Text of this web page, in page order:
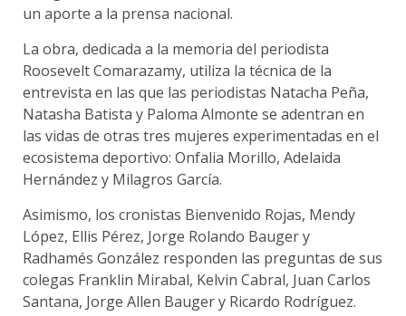
un aporte a la prensa nacional.
La obra, dedicada a la memoria del periodista
Roosevelt Comarazamy, utiliza la técnica de la
entrevista en las que las periodistas Natacha Peña,
Natasha Batista y Paloma Almonte se adentran en
las vidas de otras tres mujeres experimentadas en el
ecosistema deportivo: Onfalia Morillo, Adelaida
Hernández y Milagros García.
Asimismo, los cronistas Bienvenido Rojas, Mendy
López, Ellis Pérez, Jorge Rolando Bauger y
Radhamés González responden las preguntas de sus
colegas Franklin Mirabal, Kelvin Cabral, Juan Carlos
Santana, Jorge Allen Bauger y Ricardo Rodríguez.